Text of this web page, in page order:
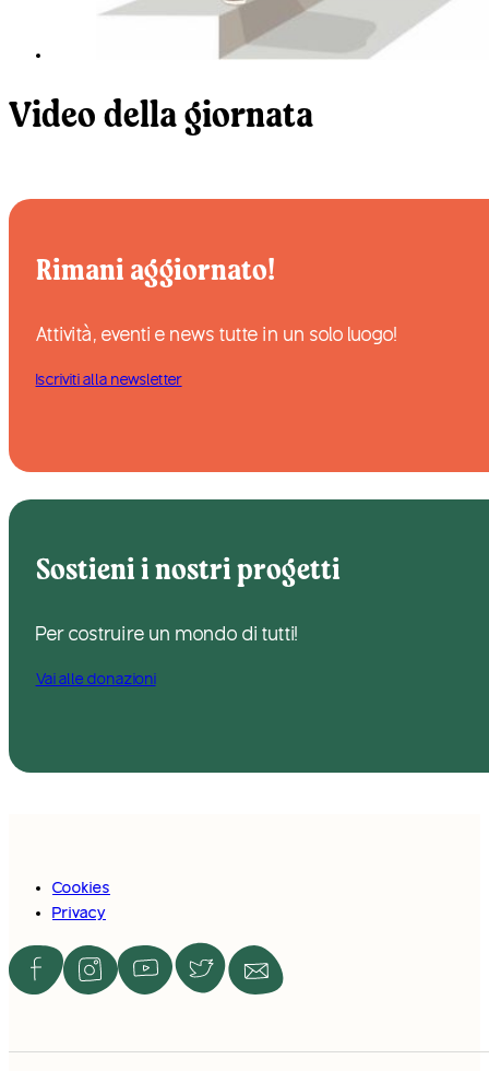
Video della giornata
Rimani aggiornato!
Attività, eventi e news tutte in un solo luogo!
Iscriviti alla newsletter
Sostieni i nostri progetti
Per costruire un mondo di tutti!
Vai alle donazioni
Cookies
Privacy